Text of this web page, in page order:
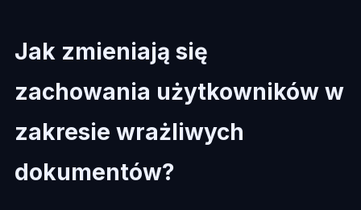
Jak zmieniają się
zachowania użytkowników w
zakresie wrażliwych
dokumentów?